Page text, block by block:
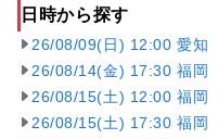
日時から探す
26/08/09(日) 12:00 愛知
26/08/14(金) 17:30 福岡
26/08/15(土) 12:00 福岡
26/08/15(土) 17:30 福岡